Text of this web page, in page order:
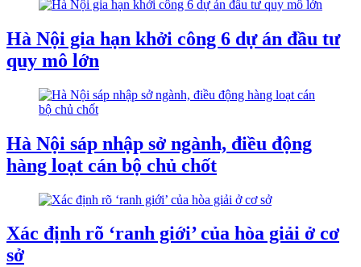
Hà Nội gia hạn khởi công 6 dự án đầu tư
quy mô lớn
Hà Nội sáp nhập sở ngành, điều động
hàng loạt cán bộ chủ chốt
Xác định rõ ‘ranh giới’ của hòa giải ở cơ
sở